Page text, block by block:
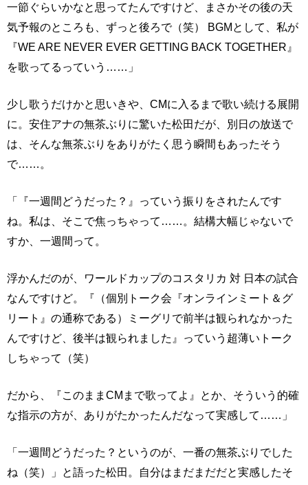
一節ぐらいかなと思ってたんですけど、まさかその後の天
気予報のところも、ずっと後ろで（笑） BGMとして、私が
『WE ARE NEVER EVER GETTING BACK TOGETHER』
を歌ってるっていう……」
少し歌うだけかと思いきや、CMに入るまで歌い続ける展開
に。安住アナの無茶ぶりに驚いた松田だが、別日の放送で
は、そんな無茶ぶりをありがたく思う瞬間もあったそう
で……。
「『一週間どうだった？』っていう振りをされたんです
ね。私は、そこで焦っちゃって……。結構大幅じゃないで
すか、一週間って。
浮かんだのが、ワールドカップのコスタリカ 対 日本の試合
なんですけど。『（個別トーク会『オンラインミート＆グ
リート』の通称である）ミーグリで前半は観られなかった
んですけど、後半は観られました』っていう超薄いトーク
しちゃって（笑）
だから、『このままCMまで歌ってよ』とか、そういう的確
な指示の方が、ありがたかったんだなって実感して……」
「一週間どうだった？というのが、一番の無茶ぶりでした
ね（笑）」と語った松田。自分はまだまだだと実感したそ